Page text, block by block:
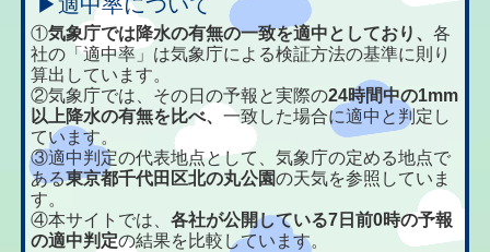
▶適中率について
①気象庁では降水の有無の一致を適中としており、各
社の「適中率」は気象庁による検証方法の基準に則り
算出しています。
②気象庁では、その日の予報と実際の24時間中の1mm
以上降水の有無を比べ、一致した場合に適中と判定し
ています。
③適中判定の代表地点として、気象庁の定める地点で
ある東京都千代田区北の丸公園の天気を参照していま
す。
④本サイトでは、各社が公開している7日前0時の予報
の適中判定の結果を比較しています。